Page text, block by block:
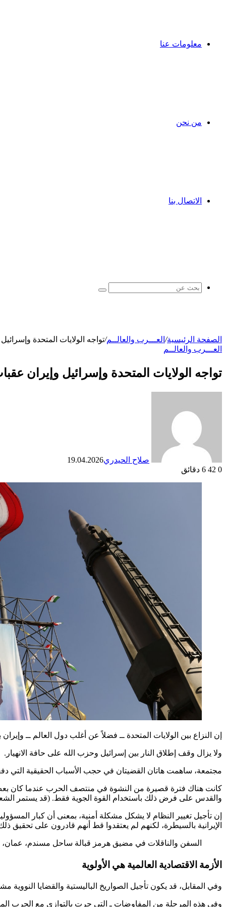
معلومات عنا
من نحن
الاتصال بنا
بحث
الصفحة الرئيسية/ العـــرب والعالــم/تواجه الولايات المتحدة
العـــرب والعالــم
تواجه الولايات المتحدة وإسرائيل وإيران
صلاح الحيدري19.04.2026
0
6 دقائق
إن النزاع بين الولايات المتحدة ــ فضلاً عن أغلب دول العالم ــ
ولا يزال وقف إطلاق النار بين إسرائيل وحزب الله على حافة الانهيار.
مجتمعة، ساهمت هاتان القضيتان في حجب الأسباب الحقيقية التي
كانت هناك فترة قصيرة من النشوة في منتصف الحرب عندما كان
والقدس على فرض ذلك باستخدام القوة الجوية فقط. (قد يستمر
إن تأجيل تغيير النظام لا يشكل مشكلة أمنية، بمعنى أن كبار
الإيرانية بالسيطرة، لكنهم لم يعتقدوا قط أنهم قادرون على تحقيق
السفن والناقلات في مضيق هرمز قبالة ساحل مسندم، عمان، 18 أبريل 2026. (الائتمان: رويترز)
الأزمة الاقتصادية العالمية هي الأولوية
وفي المقابل، قد يكون تأجيل الصواريخ الباليستية والقضايا النووية
وفي هذه المرحلة من المفاوضات ـ التي جرت بالتوازي مع الحرب